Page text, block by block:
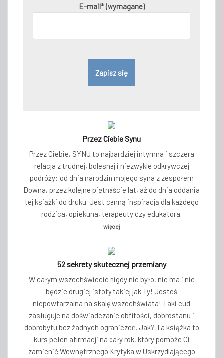
E-mail* (wymagane)
Przez Ciebie Synu
Przez Ciebie, SYNU to najbardziej intymna i szczera
relacja z trudnej, bolesnej i niezwykle odkrywczej
podróży: od dnia narodzin mojego syna z zespołem
Downa, przez kolejne piętnaście lat, aż do dnia oddania
tej książki do druku. Jest cenną inspiracją dla każdego
rodzica, opiekuna, terapeuty czy edukatora.
więcej
52 sekrety skutecznej przemiany
W całym wszechświecie nigdy nie było, nie ma i nie
będzie drugiej istoty takiej jak Ty! Jesteś
niepowtarzalna na skalę wszechświata! Taki cud
zasługuje na doświadczanie obfitości, dobrostanu i
dobrobytu bez żadnych ograniczeń. Jak? Ta książka to
kurs pełen afirmacji na cały rok, który pomoże Ci
zamienić Wewnętrznego Krytyka w Uskrzydlającego